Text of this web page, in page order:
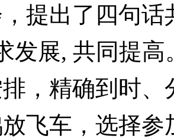
提出了四句话
发展, 共同提高
排，精确到时
飞车，选择